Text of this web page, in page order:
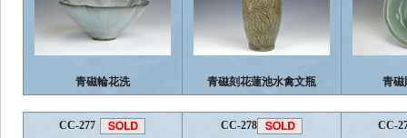
青磁輪花洗 青磁刻花蓮池水禽文瓶 青磁
CC-277 CC-278 CC-